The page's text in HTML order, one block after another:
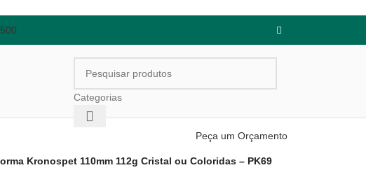
Categorias
Peça um Orçamento
Kronospet 110mm 112g Cristal ou Coloridas – PK69